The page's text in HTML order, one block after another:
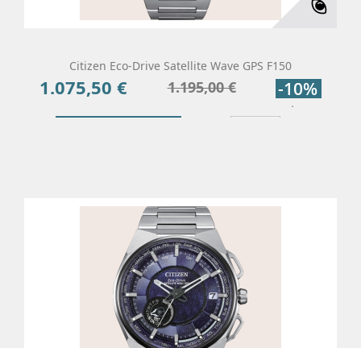
Citizen Eco-Drive Satellite Wave GPS F150
Precio
1.075,50 €
Precio
1.195,00 € -10%